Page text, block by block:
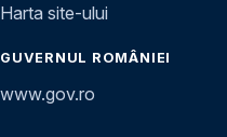
Harta site-ului
GUVERNUL ROMÂNIEI
www.gov.ro